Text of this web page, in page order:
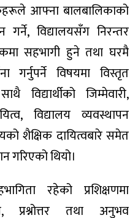
आफ्ना बालबालिकाको
विद्यालयसँग निरन्तर
सहभागी हुने तथा घरमै
गर्नुपर्ने विषयमा विस्तृत
जिम्मेवारी,
विद्यालय व्यवस्थापन
शैक्षिक दायित्वबारे समेत
गरिएको थियो।
रहेको प्रशिक्षणमा
तथा अनुभव